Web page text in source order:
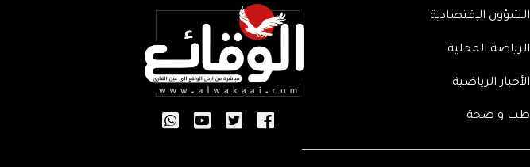
الشؤون الإقتصادية
الرياضة المحلية
الأخبار الرياضية
طب و صحة